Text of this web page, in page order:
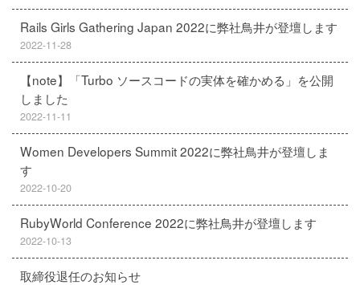
Rails Girls Gathering Japan 2022に弊社鳥井が登壇します
2022-11-28
【note】「Turbo ソースコードの実体を確かめる」を公開
しました
2022-11-11
Women Developers Summit 2022に弊社鳥井が登壇しま
す
2022-10-20
RubyWorld Conference 2022に弊社鳥井が登壇します
2022-10-13
取締役退任のお知らせ